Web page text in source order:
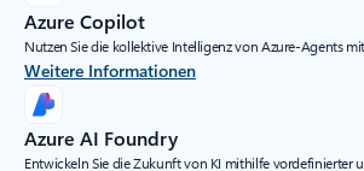
Azure Copilot
Nutzen Sie die kollektive Intelligenz von Azure-Agents
Weitere Informationen
Azure AI Foundry
Entwickeln Sie die Zukunft von KI mithilfe vordefinierter